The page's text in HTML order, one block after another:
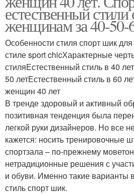
естественный
женщинам за 40-50-
Особенности стиля спорт шик
стиле sport chicХарактерные
стиляЕстественный стиль в 40
50 летЕстественный стиль в 60
женщин 40 лет
В тренде здоровый и активный
позитивная тенденция была
легкой руки дизайнеров. Но все
кажется: носить тренировочные
спортзала – по-прежнему
нетрадиционные решения с
и обуви. Именно такие варианты
стиль спорт шик.